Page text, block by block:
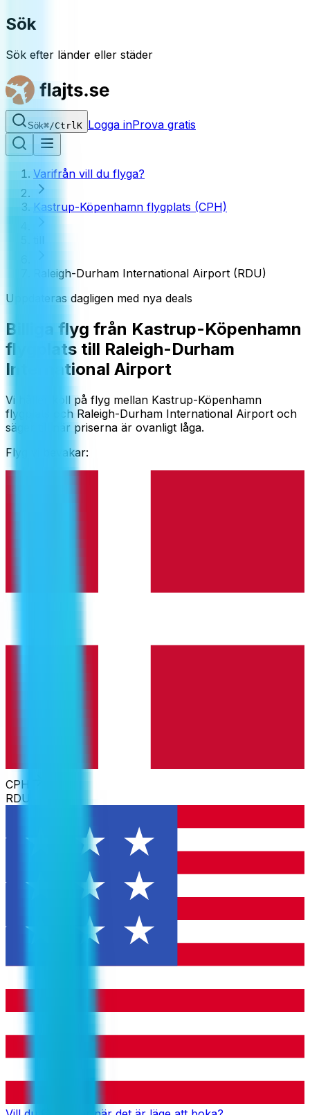
Sök
Sök efter länder eller städer
Sök⌘/Ctrl K Logga inProva gratis
Varifrån vill du flyga?
Kastrup-Köpenhamn flygplats (CPH)
Raleigh-Durham International Airport (RDU)
Uppdateras dagligen med nya deals
Billiga flyg från Kastrup-Köpenhamn
flygplats till Raleigh-Durham
International Airport
Vi håller koll på flyg mellan Kastrup-Köpenhamn
flygplats och Raleigh-Durham International Airport och
säger till när priserna är ovanligt låga.
Flyg vi bevakar:
CPH
RDU